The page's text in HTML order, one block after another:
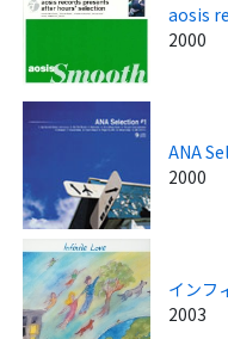
aosis
2000
ANA
2000
インフ
2003